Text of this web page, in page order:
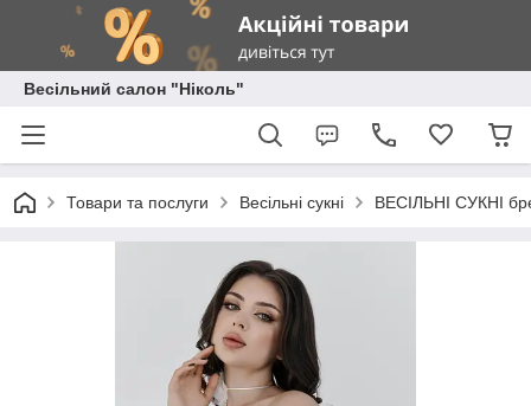
Весільний салон "Ніколь"
Товари та послуги Весільні сукні ВЕСІЛЬНІ СУКНІ